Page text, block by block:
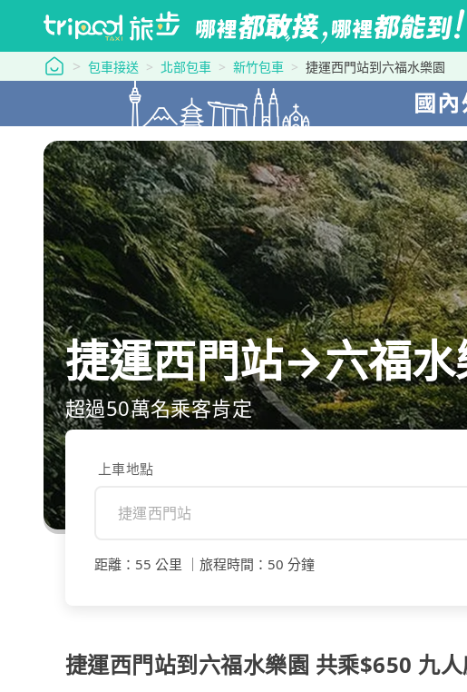
tripool 旅步
包車接送 北部包車 新竹包車 捷運西門站到六福水樂園
捷運西門站→六福
超過50萬名乘客肯定
上車地點
距離 ： 55 公里 旅程時間 ： 50 分鐘
捷運西門站到六福水樂園 共乘$650 九